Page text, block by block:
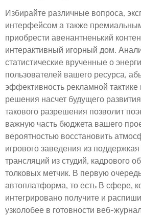
Избирайте различные вопроса,
интерфейсом а также
приобрести авенантненький
интерактивный игорный дом.
статистические врученные о
пользователей вашего ресурса,
эффективность рекламной
решения насчет будущего
такового разрешения позволит
важную часть бюджета вашего
вероятностью восстановить
игрового заведения из
трансляций из студий, кадрового
толковых метчик. В первую
автоплатформа, то есть В сфере,
интегрировано получите и
узколобее в готовности веб-